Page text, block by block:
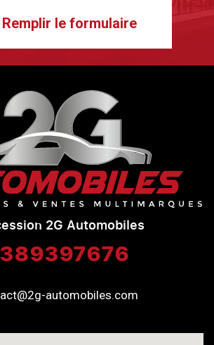
Remplir le formulaire
2G Automobiles
automobiles.com